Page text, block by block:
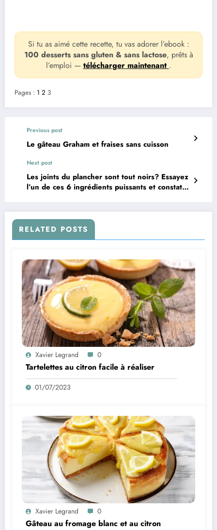
Si tu as aimé cette recette, tu vas adorer l’ebook :
100 desserts sans gluten & sans lactose, prêts à
l’emploi — télécharger maintenant .
Pages : 1 2 3
Previous post
Le gâteau Graham et fraises sans cuisson
Next post
Les joints du plancher sont tout noirs? Essayez
l’un de ces 6 ingrédients puissants et constatez
RELATED POSTS
Xavier Legrand 0
Tartelettes au citron facile à réaliser
01/07/2023
Xavier Legrand 0
Gâteau au fromage blanc et au citron